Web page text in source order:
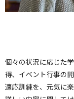
個々の状況に応じた
得、イベント行事の
適応訓練を、元気に